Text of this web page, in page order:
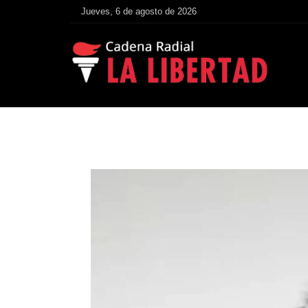
Jueves, 6 de agosto de 2026